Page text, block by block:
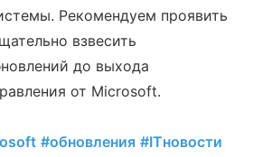
Рекомендуем проявить
взвесить
до выхода
от Microsoft.
#обновления #ITновости